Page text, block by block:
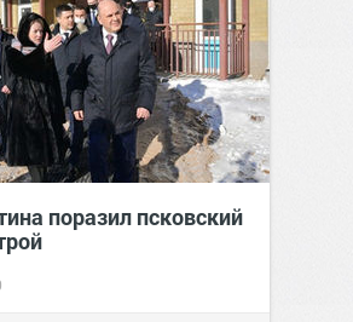
поразил псковский